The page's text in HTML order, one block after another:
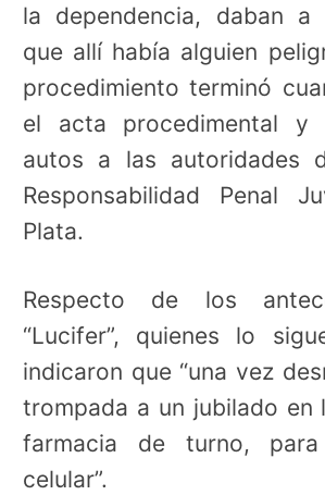
la dependencia, daban a
que allí había alguien
procedimiento terminó
el acta procedimental y
autos a las autoridades
Responsabilidad Penal
Plata.
Respecto de los
“Lucifer”, quienes lo
indicaron que “una vez
trompada a un jubilado en
farmacia de turno,
celular”.